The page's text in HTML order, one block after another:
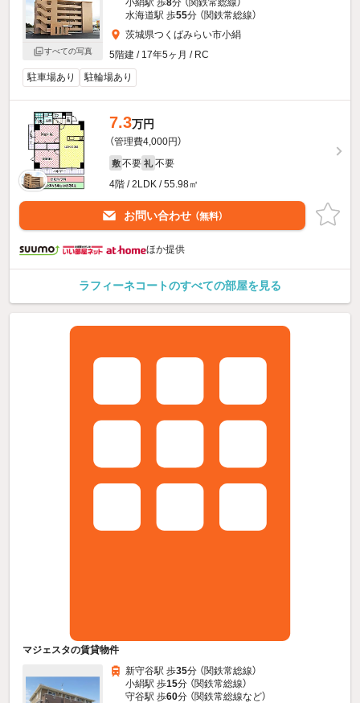
すべての写真
小絹駅 歩8分 （関鉄常総線）
水海道駅 歩55分 （関鉄常総線）
茨城県つくばみらい市小絹
5階建 / 17年5ヶ月 / RC
駐車場あり
駐輪場あり
7.3万円
（管理費4,000円）
敷 不要 礼 不要
4階 / 2LDK / 55.98㎡
お問い合わせ （無料）
ほか提供
ラフィーネコートのすべての部屋を見る
マジェスタの賃貸物件
新守谷駅 歩35分 （関鉄常総線）
小絹駅 歩15分 （関鉄常総線）
守谷駅 歩60分 （関鉄常総線など）